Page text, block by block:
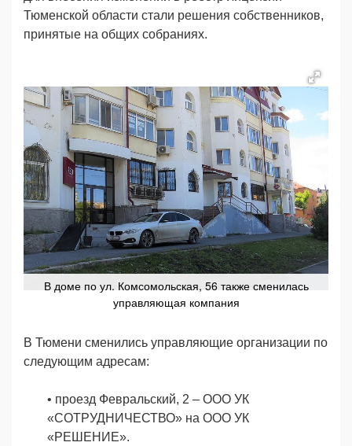
Тюменской области стали решения собственников,
принятые на общих собраниях.
В доме по ул. Комсомольская, 56 также сменилась
управляющая компания
В Тюмени сменились управляющие организации по
следующим адресам:
• проезд Февральский, 2 – ООО УК
«СОТРУДНИЧЕСТВО» на ООО УК
«РЕШЕНИЕ».